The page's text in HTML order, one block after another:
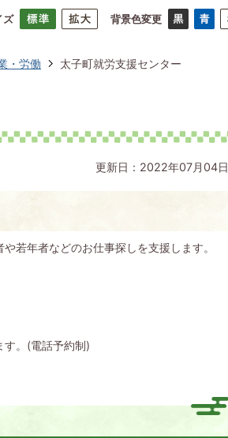
ズ 背景色変更
・労働 太子町就労支援センター
更新日：2022年07月04日
若年者などのお仕事探しを支援します。
す。(電話予約制)